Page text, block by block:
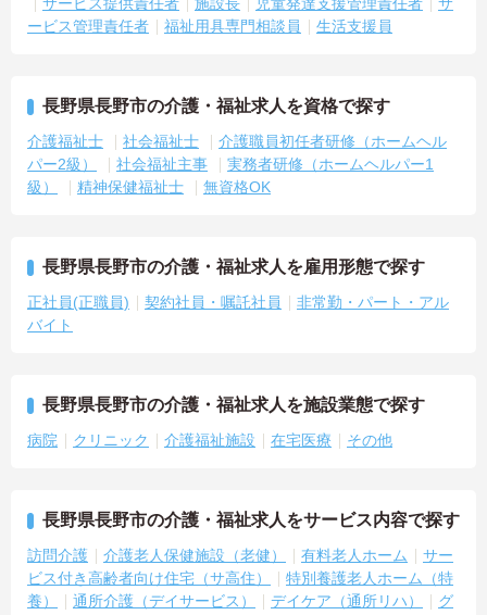
ービス管理責任者
福祉用具専門相談員 生活支援員
長野県長野市の介護・福祉求人を資格で探す
介護福祉士 社会福祉士
介護職員初任者研修（ホームヘル
パー2級）
社会福祉主事
実務者研修（ホームヘルパー1
級）
精神保健福祉士 無資格OK
長野県長野市の介護・福祉求人を雇用形態で探す
正社員(正職員) 契約社員・嘱託社員
非常勤・パート・アル
バイト
長野県長野市の介護・福祉求人を施設業態で探す
病院 クリニック 介護福祉施設 在宅医療 その他
長野県長野市の介護・福祉求人をサービス内容で探す
訪問介護 介護老人保健施設（老健） 有料老人ホーム
サー
ビス付き高齢者向け住宅（サ高住）
特別養護老人ホーム（特
養）
通所介護（デイサービス） デイケア（通所リハ）
グ